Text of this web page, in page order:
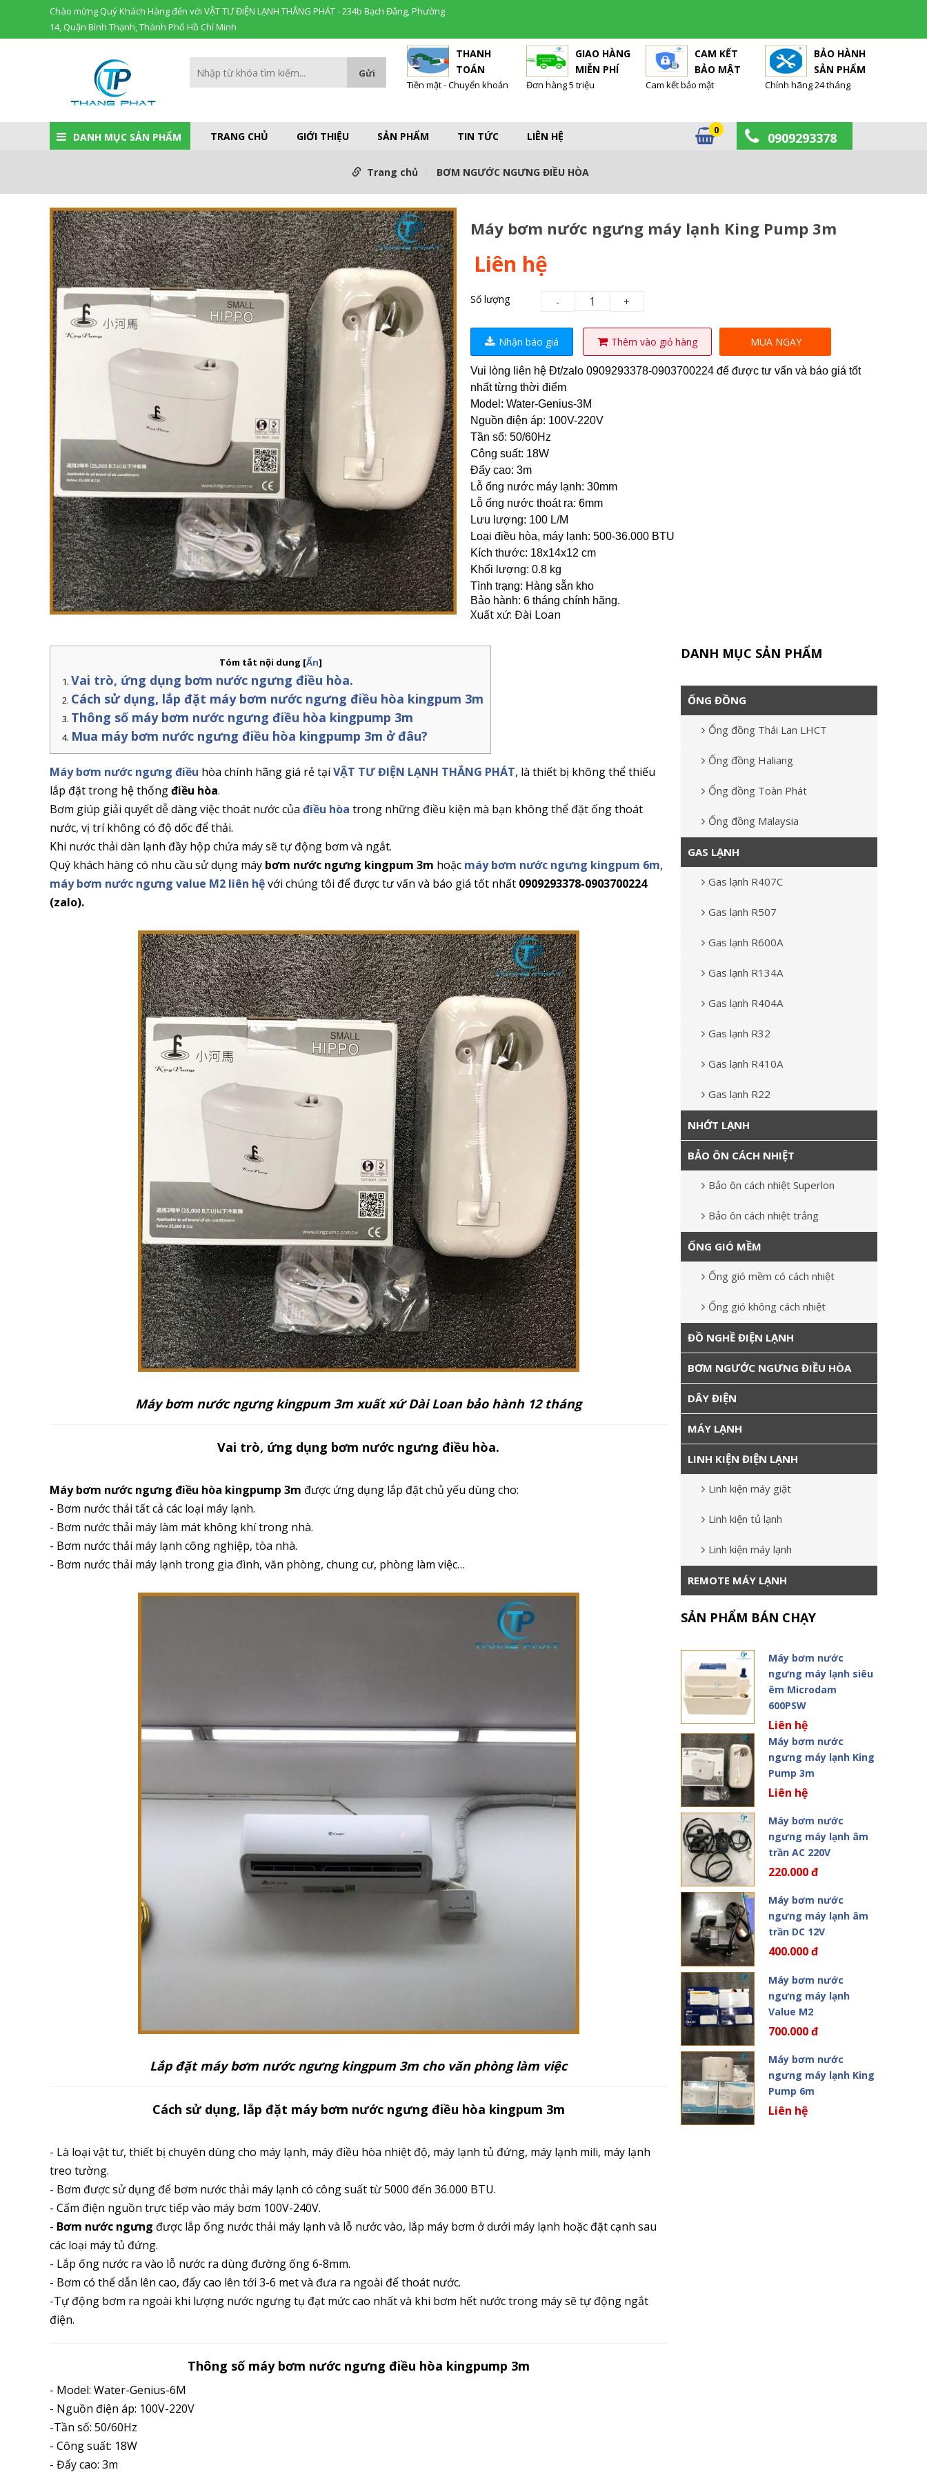
Chào mừng Quý Khách Hàng đến với VẬT TƯ ĐIỆN LẠNH THẮNG PHÁT - 234b Bạch Đằng, Phường
14, Quận Bình Thạnh, Thành Phố Hồ Chí Minh
THANH
TOÁN
Tiền mặt - Chuyển khoản
GIAO HÀNG
MIỄN PHÍ
Đơn hàng 5 triệu
CAM KẾT
BẢO MẬT
Cam kết bảo mật
BẢO HÀNH
SẢN PHẨM
Chính hãng 24 tháng
DANH MỤC SẢN PHẨM TRANG CHỦ GIỚI THIỆU SẢN PHẨM TIN TỨC LIÊN HỆ 0 0909293378
Trang chủ BƠM NGƯỚC NGƯNG ĐIỀU HÒA
Máy bơm nước ngưng máy lạnh King Pump 3m
Liên hệ
Số lượng - +
Nhận báo giá Thêm vào giỏ hàng MUA NGAY
Vui lòng liên hệ Đt/zalo 0909293378-0903700224 để được tư vấn và báo giá tốt
nhất từng thời điểm
Model: Water-Genius-3M
Nguồn điện áp: 100V-220V
Tần số: 50/60Hz
Công suất: 18W
Đẩy cao: 3m
Lỗ ống nước máy lạnh: 30mm
Lỗ ống nước thoát ra: 6mm
Lưu lượng: 100 L/M
Loại điều hòa, máy lạnh: 500-36.000 BTU
Kích thước: 18x14x12 cm
Khối lượng: 0.8 kg
Tình trạng: Hàng sẵn kho
Bảo hành: 6 tháng chính hãng.
Xuất xứ: Đài Loan
Tóm tắt nội dung [Ẩn]
Vai trò, ứng dụng bơm nước ngưng điều hòa.
Cách sử dụng, lắp đặt máy bơm nước ngưng điều hòa kingpum 3m
Thông số máy bơm nước ngưng điều hòa kingpump 3m
Mua máy bơm nước ngưng điều hòa kingpump 3m ở đâu?
Máy bơm nước ngưng điều hòa chính hãng giá rẻ tại VẬT TƯ ĐIỆN LẠNH THẮNG PHÁT, là thiết bị không thể thiếu
lắp đặt trong hệ thốngđiều hòa.
Bơm giúp giải quyết dễ dàng việc thoát nước của điều hòa trong những điều kiện mà bạn không thể đặt ống thoát
nước, vị trí không có độ dốc để thải.
Khi nước thải dàn lạnh đầy hộp chứa máy sẽ tự động bơm và ngắt.
Quý khách hàng có nhu cầu sử dụng máy bơm nước ngưng kingpum 3m hoặc máy bơm nước ngưng kingpum 6m,
máy bơm nước ngưng value M2 liên hệvới chúng tôi để được tư vấn và báo giá tốt nhất 0909293378-0903700224
(zalo).
Máy bơm nước ngưng kingpum 3m xuất xứ Dài Loan bảo hành 12 tháng
Vai trò, ứng dụng bơm nước ngưng điều hòa.
Máy bơm nước ngưng điều hòa kingpump 3m được ứng dụng lắp đặt chủ yếu dùng cho:
- Bơm nước thải tất cả các loại máy lạnh.
- Bơm nước thải máy làm mát không khí trong nhà.
- Bơm nước thải máy lạnh công nghiệp, tòa nhà.
- Bơm nước thải máy lạnh trong gia đình, văn phòng, chung cư, phòng làm việc…
Lắp đặt máy bơm nước ngưng kingpum 3m cho văn phòng làm việc
Cách sử dụng, lắp đặt máy bơm nước ngưng điều hòa kingpum 3m
- Là loại vật tư, thiết bị chuyên dùng cho máy lạnh, máy điều hòa nhiệt độ, máy lạnh tủ đứng, máy lạnh mili, máy lạnh
treo tường.
- Bơm được sử dụng để bơm nước thải máy lạnh có công suất từ 5000 đến 36.000 BTU.
- Cấm điện nguồn trực tiếp vào máy bơm 100V-240V.
- Bơm nước ngưng được lắp ống nước thải máy lạnh và lỗ nước vào, lắp máy bơm ở dưới máy lạnh hoặc đặt cạnh sau
các loại máy tủ đứng.
- Lắp ống nước ra vào lỗ nước ra dùng đường ống 6-8mm.
- Bơm có thể dẫn lên cao, đẩy cao lên tới 3-6 met và đưa ra ngoài để thoát nước.
-Tự động bơm ra ngoài khi lượng nước ngưng tụ đạt mức cao nhất và khi bơm hết nước trong máy sẽ tự động ngắt
điện.
Thông số máy bơm nước ngưng điều hòa kingpump 3m
- Model: Water-Genius-6M
- Nguồn điện áp: 100V-220V
-Tần số: 50/60Hz
- Công suất: 18W
- Đẩy cao: 3m
DANH MỤC SẢN PHẨM
ỐNG ĐỒNG
Ống đồng Thái Lan LHCT
Ống đồng Haliang
Ống đồng Toàn Phát
Ống đồng Malaysia
GAS LẠNH
Gas lạnh R407C
Gas lạnh R507
Gas lạnh R600A
Gas lạnh R134A
Gas lạnh R404A
Gas lạnh R32
Gas lạnh R410A
Gas lạnh R22
NHỚT LẠNH
BẢO ÔN CÁCH NHIỆT
Bảo ôn cách nhiệt Superlon
Bảo ôn cách nhiệt trắng
ỐNG GIÓ MỀM
Ống gió mềm có cách nhiệt
Ống gió không cách nhiệt
ĐỒ NGHỀ ĐIỆN LẠNH
BƠM NGƯỚC NGƯNG ĐIỀU HÒA
DÂY ĐIỆN
MÁY LẠNH
LINH KIỆN ĐIỆN LẠNH
Linh kiện máy giặt
Linh kiện tủ lạnh
Linh kiện máy lạnh
REMOTE MÁY LẠNH
SẢN PHẨM BÁN CHẠY
Máy bơm nước
ngưng máy lạnh siêu
êm Microdam
600PSW
Liên hệ
Máy bơm nước
ngưng máy lạnh King
Pump 3m
Liên hệ
Máy bơm nước
ngưng máy lạnh âm
trần AC 220V
220.000 đ
Máy bơm nước
ngưng máy lạnh âm
trần DC 12V
400.000 đ
Máy bơm nước
ngưng máy lạnh
Value M2
700.000 đ
Máy bơm nước
ngưng máy lạnh King
Pump 6m
Liên hệ